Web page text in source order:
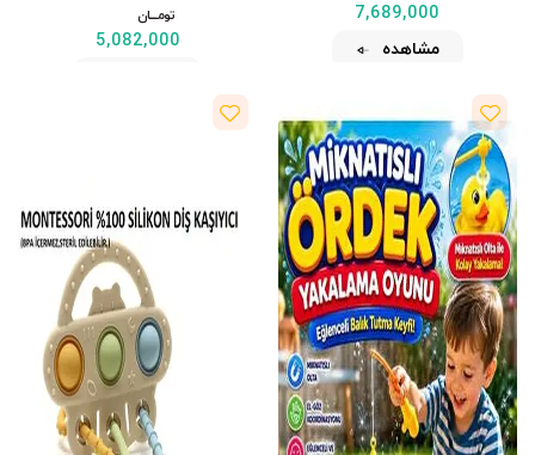
7,689,000
مشاهده
تومــــــان
5,082,000